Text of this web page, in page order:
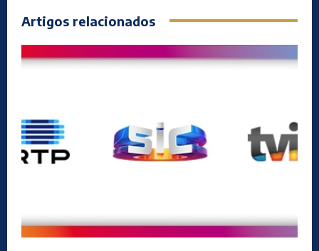
Artigos relacionados